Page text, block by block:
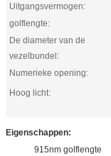
Uitgangsvermogen:
golflengte:
De diameter van de
vezelbundel:
Numerieke opening:
Hoog licht:
Eigenschappen:
915nm golflengte